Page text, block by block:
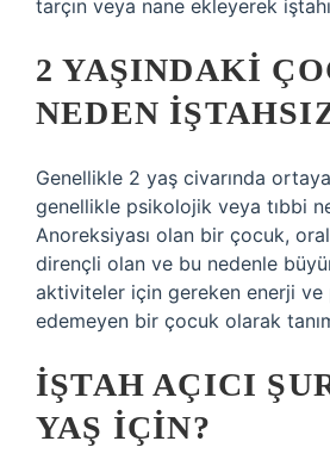
tarçın veya nane ekleyerek
2 YAŞINDAKI
NEDEN
Genellikle 2 yaş civarında ortaya
genellikle psikolojik veya tıbbi
Anoreksiyası olan bir çocuk, oral
dirençli olan ve bu nedenle
aktiviteler için gereken enerji
edemeyen bir çocuk olarak
İŞTAH AÇICI
YAŞ IÇIN?